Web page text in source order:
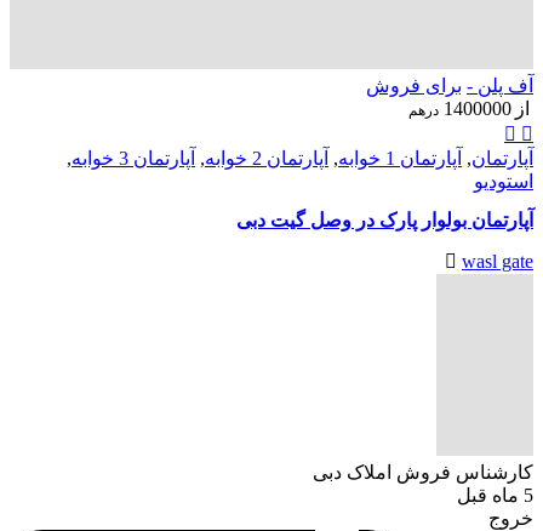
آف پلن - برای فروش
از 1400000 درهم
آپارتمان, آپارتمان 1 خوابه , آپارتمان 2 خوابه , آپارتمان 3 خوابه
,
استودیو
آپارتمان بولوار پارک در وصل گیت دبی
wasl gate
کارشناس فروش املاک دبی
5 ماه قبل
خروج